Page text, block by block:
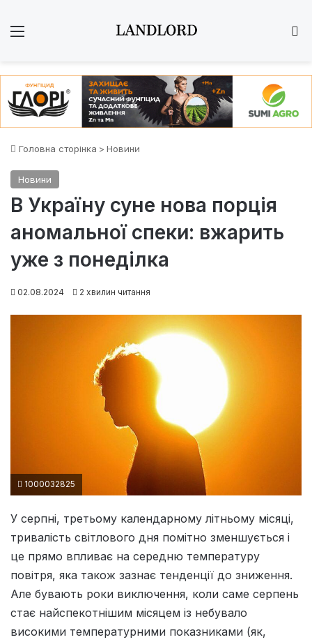
Головна сторінка > Новини
Новини
В Україну суне нова порція
аномальної спеки: вжарить
уже з понеділка
02.08.2024 2 хвилин читання
1000032825
У серпні, третьому календарному літньому місяці,
тривалість світлового дня помітно зменшується і
це прямо впливає на середню температуру
повітря, яка також зазнає тенденції до зниження.
Але бувають роки виключення, коли саме серпень
стає найспекотнішим місяцем із небувало
високими температурними показниками (як,